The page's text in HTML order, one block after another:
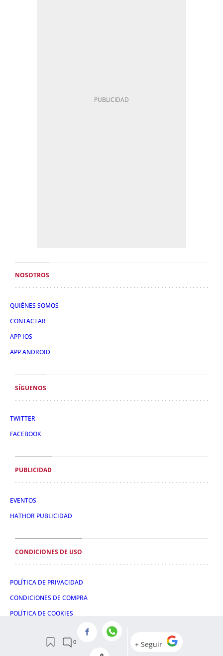
NOSOTROS
QUIÉNES SOMOS
CONTACTAR
APP IOS
APP ANDROID
SÍGUENOS
TWITTER
FACEBOOK
PUBLICIDAD
EVENTOS
HATHOR PUBLICIDAD
CONDICIONES DE USO
POLÍTICA DE PRIVACIDAD
CONDICIONES DE COMPRA
POLÍTICA DE COOKIES